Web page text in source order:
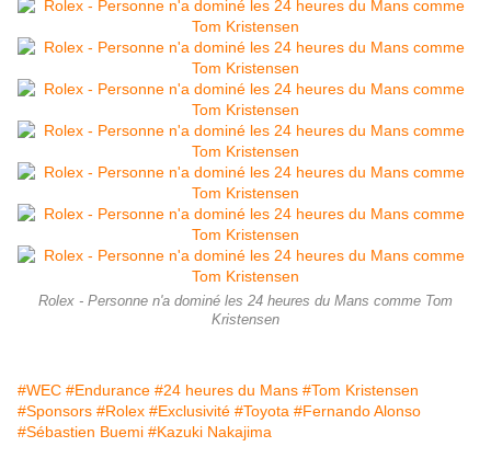
Rolex - Personne n'a dominé les 24 heures du Mans comme Tom
Kristensen
#WEC #Endurance #24 heures du Mans #Tom Kristensen
#Sponsors #Rolex #Exclusivité #Toyota #Fernando Alonso
#Sébastien Buemi #Kazuki Nakajima